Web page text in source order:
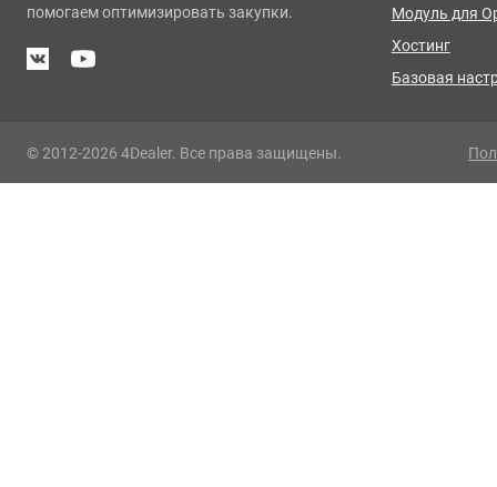
помогаем оптимизировать закупки.
Модуль для
Хостинг
Базовая
© 2012-2026 4Dealer. Все права защищены.